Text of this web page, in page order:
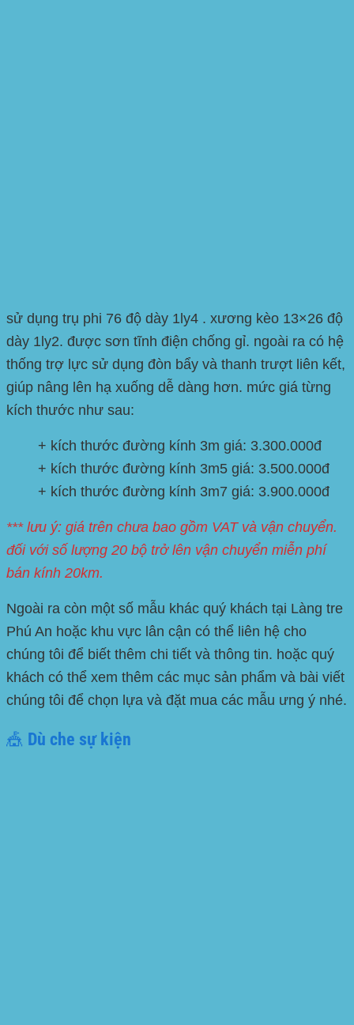
sử dụng trụ phi 76 độ dày 1ly4 . xương kèo 13×26 độ
dày 1ly2. được sơn tĩnh điện chống gỉ. ngoài ra có hệ
thống trợ lực sử dụng đòn bẩy và thanh trượt liên kết,
giúp nâng lên hạ xuống dễ dàng hơn. mức giá từng
kích thước như sau:
+ kích thước đường kính 3m giá: 3.300.000đ
+ kích thước đường kính 3m5 giá: 3.500.000đ
+ kích thước đường kính 3m7 giá: 3.900.000đ
*** lưu ý: giá trên chưa bao gồm VAT và vận chuyển.
đối với số lượng 20 bộ trở lên vận chuyển miễn phí
bán kính 20km.
Ngoài ra còn một số mẫu khác quý khách tại Làng tre
Phú An hoặc khu vực lân cận có thể liên hệ cho
chúng tôi để biết thêm chi tiết và thông tin. hoặc quý
khách có thể xem thêm các mục sản phẩm và bài viết
chúng tôi để chọn lựa và đặt mua các mẫu ưng ý nhé.
🎪 Dù che sự kiện